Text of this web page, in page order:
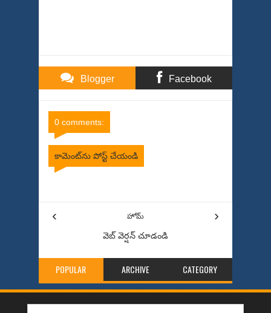
Blogger Facebook
0 comments:
కామెంట్‌ను పోస్ట్ చేయండి
‹ ›
హోమ్
వెబ్ వెర్షన్‌ చూడండి
POPULAR ARCHIVE CATEGORY